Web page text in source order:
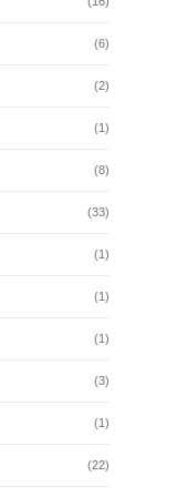
(6)
(2)
(1)
(8)
(33)
(1)
(1)
(1)
(3)
(1)
(22)